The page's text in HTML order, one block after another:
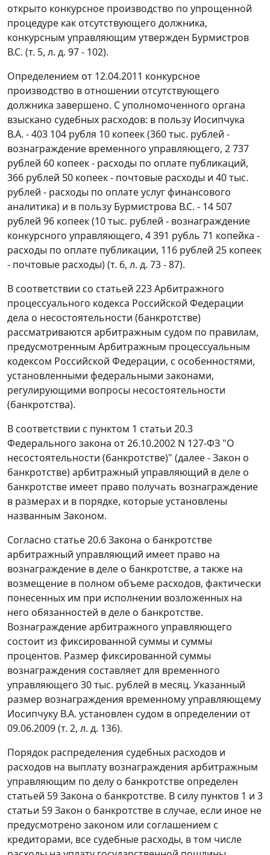
открыто конкурсное производство по упрощенной
процедуре как отсутствующего должника,
конкурсным управляющим утвержден Бурмистров
В.С. (т. 5, л. д. 97 - 102).
Определением от 12.04.2011 конкурсное
производство в отношении отсутствующего
должника завершено. С уполномоченного органа
взыскано судебных расходов: в пользу Иосипчука
В.А. - 403 104 рубля 10 копеек (360 тыс. рублей -
вознаграждение временного управляющего, 2 737
рублей 60 копеек - расходы по оплате публикаций,
366 рублей 50 копеек - почтовые расходы и 40 тыс.
рублей - расходы по оплате услуг финансового
аналитика) и в пользу Бурмистрова В.С. - 14 507
рублей 96 копеек (10 тыс. рублей - вознаграждение
конкурсного управляющего, 4 391 рубль 71 копейка -
расходы по оплате публикации, 116 рублей 25 копеек
- почтовые расходы) (т. 6, л. д. 73 - 87).
В соответствии со статьей 223 Арбитражного
процессуального кодекса Российской Федерации
дела о несостоятельности (банкротстве)
рассматриваются арбитражным судом по правилам,
предусмотренным Арбитражным процессуальным
кодексом Российской Федерации, с особенностями,
установленными федеральными законами,
регулирующими вопросы несостоятельности
(банкротства).
В соответствии с пунктом 1 статьи 20.3
Федерального закона от 26.10.2002 N 127-ФЗ "О
несостоятельности (банкротстве)" (далее - Закон о
банкротстве) арбитражный управляющий в деле о
банкротстве имеет право получать вознаграждение
в размерах и в порядке, которые установлены
названным Законом.
Согласно статье 20.6 Закона о банкротстве
арбитражный управляющий имеет право на
вознаграждение в деле о банкротстве, а также на
возмещение в полном объеме расходов, фактически
понесенных им при исполнении возложенных на
него обязанностей в деле о банкротстве.
Вознаграждение арбитражного управляющего
состоит из фиксированной суммы и суммы
процентов. Размер фиксированной суммы
вознаграждения составляет для временного
управляющего 30 тыс. рублей в месяц. Указанный
размер вознаграждения временному управляющему
Иосипчуку В.А. установлен судом в определении от
09.06.2009 (т. 2, л. д. 136).
Порядок распределения судебных расходов и
расходов на выплату вознаграждения арбитражным
управляющим по делу о банкротстве определен
статьей 59 Закона о банкротстве. В силу пунктов 1 и 3
статьи 59 Закон о банкротстве в случае, если иное не
предусмотрено законом или соглашением с
кредиторами, все судебные расходы, в том числе